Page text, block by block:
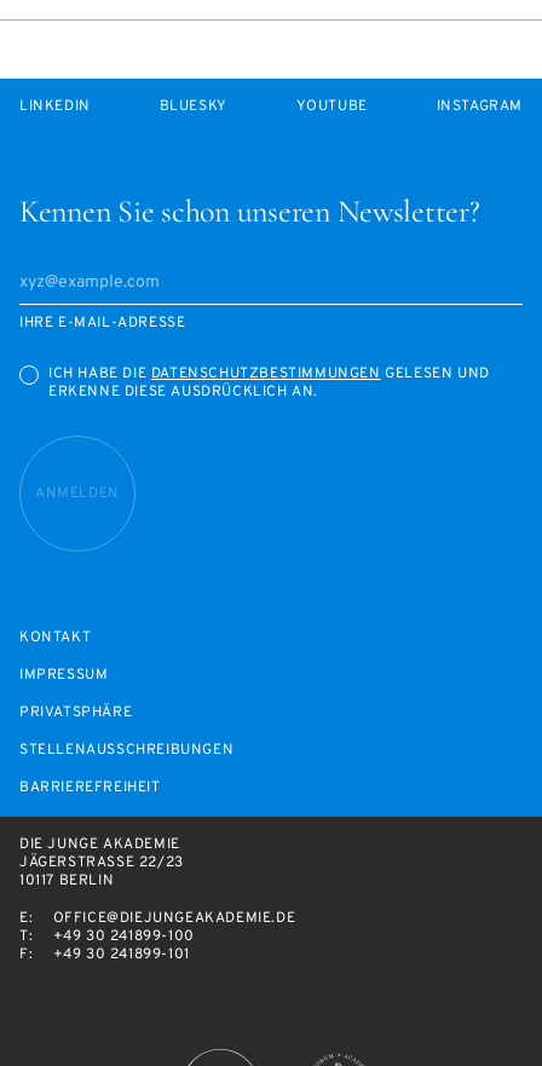
Kennen Sie schon unseren Newsletter?
IHRE E-MAIL-ADRESSE
ICH HABE DIEDATENSCHUTZBESTIMMUNGENGELESEN UND
ERKENNE DIESE AUSDRÜCKLICH AN.
ANMELDEN
LINKEDIN BLUESKY YOUTUBE INSTAGRAM
KONTAKT
IMPRESSUM
PRIVATSPHÄRE
STELLENAUSSCHREIBUNGEN
BARRIEREFREIHEIT
DIE JUNGE AKADEMIE
JÄGERSTRASSE 22/23
10117 BERLIN
E:
OFFICE@DIEJUNGEAKADEMIE.DE
T:
+49 30 241899-100
F:
+49 30 241899-101